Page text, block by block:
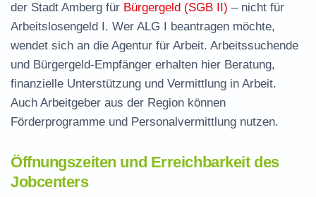
der Stadt Amberg für Bürgergeld (SGB II) – nicht für
Arbeitslosengeld I. Wer ALG I beantragen möchte,
wendet sich an die Agentur für Arbeit. Arbeitssuchende
und Bürgergeld-Empfänger erhalten hier Beratung,
finanzielle Unterstützung und Vermittlung in Arbeit.
Auch Arbeitgeber aus der Region können
Förderprogramme und Personalvermittlung nutzen.
Öffnungszeiten und Erreichbarkeit des
Jobcenters